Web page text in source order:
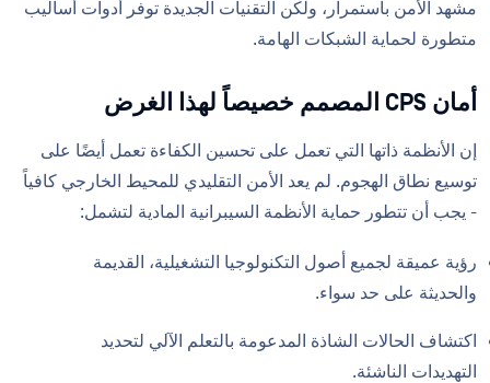
مشهد الأمن باستمرار، ولكن التقنيات الجديدة توفر أدوات أساليب
متطورة لحماية الشبكات الهامة.
أمان CPS المصمم خصيصاً لهذا الغرض
إن الأنظمة ذاتها التي تعمل على تحسين الكفاءة تعمل أيضًا على
توسيع نطاق الهجوم. لم يعد الأمن التقليدي للمحيط الخارجي كافياً
- يجب أن تتطور حماية الأنظمة السيبرانية المادية لتشمل:
رؤية عميقة لجميع أصول التكنولوجيا التشغيلية، القديمة
والحديثة على حد سواء.
اكتشاف الحالات الشاذة المدعومة بالتعلم الآلي لتحديد
التهديدات الناشئة.